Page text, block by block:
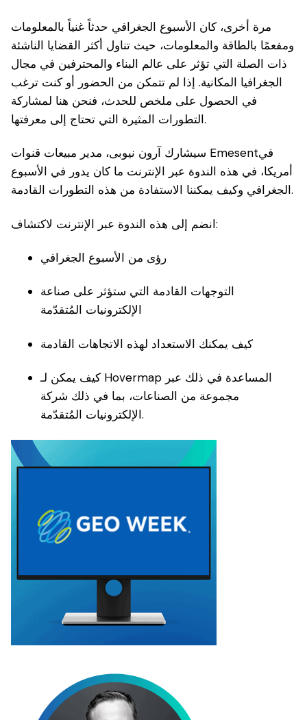
مرة أخرى، كان الأسبوع الجغرافي حدثاً غنياً بالمعلومات
ومفعمًا بالطاقة والمعلومات، حيث تناول أكثر القضايا الناشئة
ذات الصلة التي تؤثر على عالم البناء والمحترفين في مجال
الجغرافيا المكانية. إذا لم تتمكن من الحضور أو كنت ترغب
في الحصول على ملخص للحدث، فنحن هنا لمشاركة
التطورات المثيرة التي تحتاج إلى معرفتها.
سيشارك آرون نيوبى، مدير مبيعات قنوات Emesentفي
أمريكا، في هذه الندوة عبر الإنترنت ما كان يدور في الأسبوع
الجغرافي وكيف يمكننا الاستفادة من هذه التطورات القادمة.
انضم إلى هذه الندوة عبر الإنترنت لاكتشاف:
رؤى من الأسبوع الجغرافي
التوجهات القادمة التي ستؤثر على صناعة
الإلكترونيات المُتقدّمة
كيف يمكنك الاستعداد لهذه الاتجاهات القادمة
كيف يمكن لـ Hovermap المساعدة في ذلك عبر
مجموعة من الصناعات، بما في ذلك شركة
الإلكترونيات المُتقدّمة.